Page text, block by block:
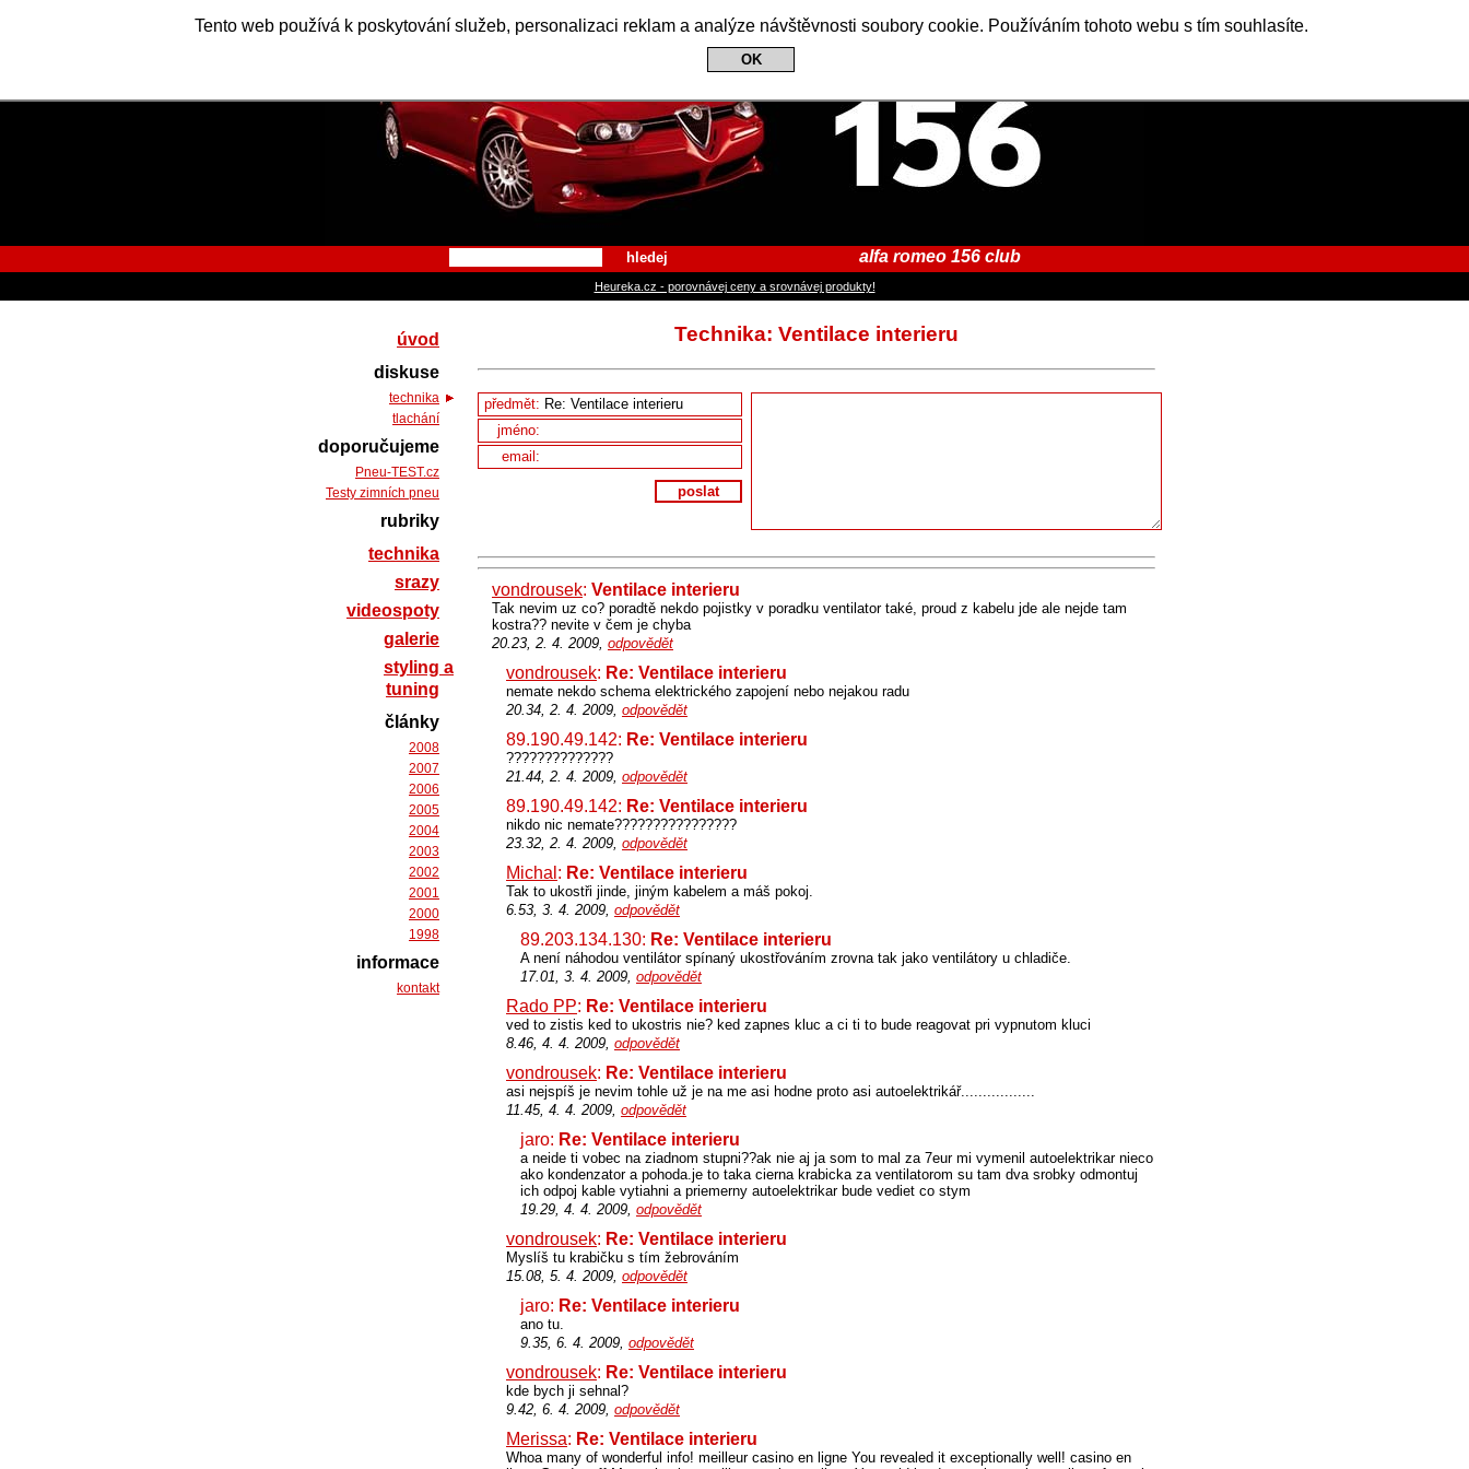
Tento web používá k poskytování služeb, personalizaci reklam a analýze návštěvnosti soubory cookie. Používáním tohoto webu s tím souhlasíte.
OK
Alfa Romeo 156 Club
hledej alfa romeo 156 club
Heureka.cz - porovnávej ceny a srovnávej produkty!
Technika: Ventilace interieru
předmět:
jméno:
email:
poslat
vondrousek: Ventilace interieru
Tak nevim uz co? poradtě nekdo pojistky v poradku ventilator také, proud z kabelu jde ale nejde tam
kostra?? nevite v čem je chyba
20.23, 2. 4. 2009, odpovědět
vondrousek: Re: Ventilace interieru
nemate nekdo schema elektrického zapojení nebo nejakou radu
20.34, 2. 4. 2009, odpovědět
89.190.49.142: Re: Ventilace interieru
??????????????
21.44, 2. 4. 2009, odpovědět
89.190.49.142: Re: Ventilace interieru
nikdo nic nemate????????????????
23.32, 2. 4. 2009, odpovědět
Michal : Re: Ventilace interieru
Tak to ukostři jinde, jiným kabelem a máš pokoj.
6.53, 3. 4. 2009, odpovědět
89.203.134.130: Re: Ventilace interieru
A není náhodou ventilátor spínaný ukostřováním zrovna tak jako ventilátory u chladiče.
17.01, 3. 4. 2009, odpovědět
Rado PP: Re: Ventilace interieru
ved to zistis ked to ukostris nie? ked zapnes kluc a ci ti to bude reagovat pri vypnutom kluci
8.46, 4. 4. 2009, odpovědět
vondrousek: Re: Ventilace interieru
asi nejspíš je nevim tohle už je na me asi hodne proto asi autoelektrikář.................
11.45, 4. 4. 2009, odpovědět
jaro: Re: Ventilace interieru
a neide ti vobec na ziadnom stupni??ak nie aj ja som to mal za 7eur mi vymenil autoelektrikar nieco
ako kondenzator a pohoda.je to taka cierna krabicka za ventilatorom su tam dva srobky odmontuj
ich odpoj kable vytiahni a priemerny autoelektrikar bude vediet co stym
19.29, 4. 4. 2009, odpovědět
vondrousek: Re: Ventilace interieru
Myslíš tu krabičku s tím žebrováním
15.08, 5. 4. 2009, odpovědět
jaro: Re: Ventilace interieru
ano tu.
9.35, 6. 4. 2009, odpovědět
vondrousek: Re: Ventilace interieru
kde bych ji sehnal?
9.42, 6. 4. 2009, odpovědět
Merissa: Re: Ventilace interieru
Whoa many of wonderful info! meilleur casino en ligne You revealed it exceptionally well! casino en
úvod
diskuse
technika
tlachání
doporučujeme
Pneu-TEST.cz
Testy zimních pneu
rubriky
technika
srazy
videospoty
galerie
styling a
tuning
články
2008
2007
2006
2005
2004
2003
2002
2001
2000
1998
informace
kontakt